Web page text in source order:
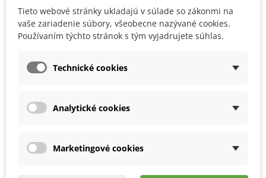
1000711Z
Obľúbené
Popis
Ako vypestovať
Semienka helikónie pred výsevom
horúcou
Tieto webové stránky ukladajú v súlade so zákonmi na
vaše zariadenie súbory, všeobecne nazývané cookies.
Používaním týchto stránok s tým vyjadrujete súhlas.
Technické cookies
Analytické cookies
Marketingové cookies